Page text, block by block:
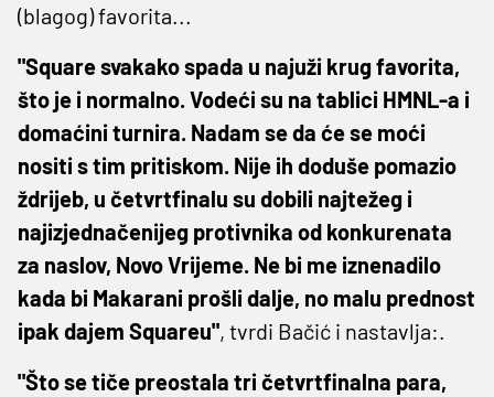
(blagog) favorita...
"Square svakako spada u najuži krug favorita,
što je i normalno. Vodeći su na tablici HMNL-a i
domaćini turnira. Nadam se da će se moći
nositi s tim pritiskom. Nije ih doduše pomazio
ždrijeb, u četvrtfinalu su dobili najtežeg i
najizjednačenijeg protivnika od konkurenata
za naslov, Novo Vrijeme. Ne bi me iznenadilo
kada bi Makarani prošli dalje, no malu prednost
ipak dajem Squareu", tvrdi Bačić i nastavlja:.
"Što se tiče preostala tri četvrtfinalna para,